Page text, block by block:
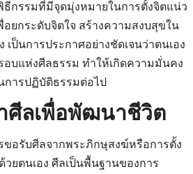
ธีกรรมที่มีจุดมุ่งหมายในการตั้งจิตแน่ว
ยกระดับจิตใจ สร้างความสงบสุขใน
เป็นการประกาศอย่างชัดเจนว่าตนเอง
อบแห่งศีลธรรม ทำให้เกิดความมั่นคง
การปฏิบัติธรรมต่อไป
ศีลเพื่อพัฒนาชีวิต
ขอรับศีลจากพระภิกษุสงฆ์หรือการตั้ง
ยตนเอง ศีลเป็นพื้นฐานของการ